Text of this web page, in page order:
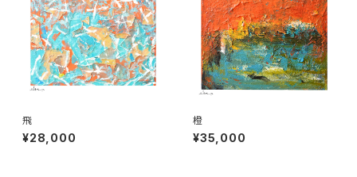
飛
¥28,000
橙
¥35,000